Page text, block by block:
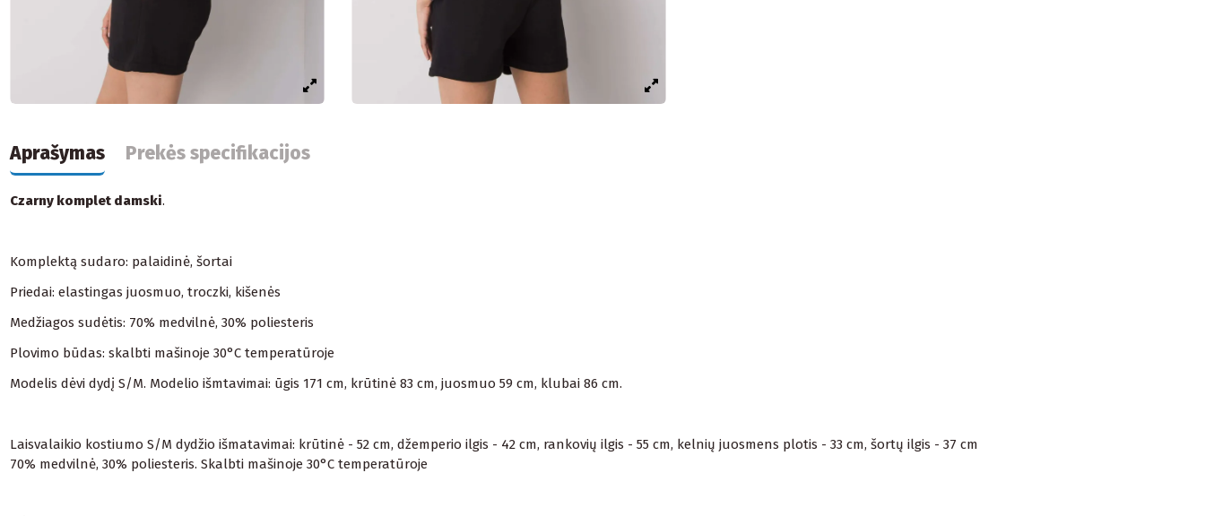
Aprašymas Prekės specifikacijos
Czarny komplet damski.
Komplektą sudaro: palaidinė, šortai
Priedai: elastingas juosmuo, troczki, kišenės
Medžiagos sudėtis: 70% medvilnė, 30% poliesteris
Plovimo būdas: skalbti mašinoje 30°C temperatūroje
Modelis dėvi dydį S/M. Modelio išmtavimai: ūgis 171 cm, krūtinė 83 cm, juosmuo 59 cm, klubai 86 cm.
Laisvalaikio kostiumo S/M dydžio išmatavimai: krūtinė - 52 cm, džemperio ilgis - 42 cm, rankovių ilgis - 55 cm, kelnių juosmens plotis - 33 cm, šortų ilgis - 37 cm
70% medvilnė, 30% poliesteris. Skalbti mašinoje 30°C temperatūroje